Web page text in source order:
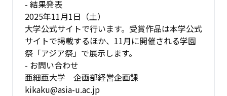
- 結果発表
2025年11月1日（土）
大学公式サイトで行います。受賞作品は本学公式
サイトで掲載するほか、11月に開催される学園
祭「アジア祭」で展示します。
- お問い合わせ
亜細亜大学 企画部経営企画課
kikaku@asia-u.ac.jp